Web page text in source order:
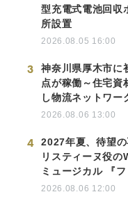
型充電式電池回収
所設置
2026.08.05 16:00
3
神奈川県厚木市に
点が稼働～住宅資
し物流ネットワー
2026.08.06 13:00
4
2027年夏、待望
リスティーヌ役の
ミュージカル 『フ
2026.08.06 12:00